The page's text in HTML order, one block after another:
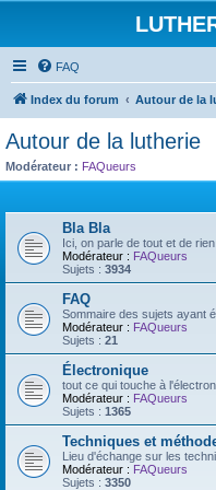
FAQ
Index du forum Autour de la
Autour de la lutherie
Modérateur : FAQueurs
Bla Bla
Ici, on parle de tout et de rien.
Modérateur : FAQueurs
Sujets : 3934
FAQ
Sommaire des sujets ayant
Modérateur : FAQueurs
Sujets : 21
Électronique
tout ce qui touche à
Modérateur : FAQueurs
Sujets : 1365
Techniques et
Lieu d'échange sur les
Modérateur : FAQueurs
Sujets : 3350